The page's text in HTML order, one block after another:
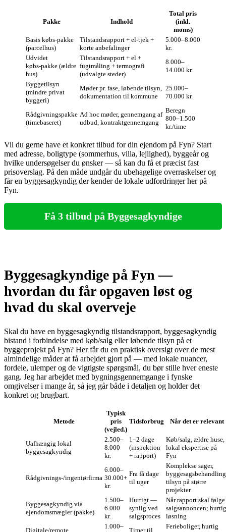
Pakke Indhold
Total pris
(inkl.
moms)
Basis købs‑pakke
(parcelhus)
Tilstandsrapport + el‑tjek +
korte anbefalinger
5.000–8.000
kr.
Udvidet
købs‑pakke (ældre
hus)
Tilstandsrapport + el +
fugtmåling + termografi
(udvalgte steder)
8.000–
14.000 kr.
Byggetilsyn
(mindre privat
byggeri)
Møder pr. fase, løbende tilsyn,
dokumentation til kommune
25.000–
70.000 kr.
Rådgivningspakke
(timebaseret)
Ad hoc møder, gennemgang af
udbud, kontraktgennemgang
Beregn
800–1.500
kr./time
Vil du gerne have et konkret tilbud for din ejendom på Fyn? Start
med adresse, boligtype (sommerhus, villa, lejlighed), byggeår og
hvilke undersøgelser du ønsker — så kan du få et præcist fast
prisoverslag. På den måde undgår du ubehagelige overraskelser og
får en byggesagkyndig der kender de lokale udfordringer her på
Fyn.
Få 3 tilbud på Byggesagkyndige
Byggesagkyndige på Fyn —
hvordan du får opgaven løst og
hvad du skal overveje
Skal du have en byggesagkyndig tilstandsrapport, byggesagkyndig
bistand i forbindelse med køb/salg eller løbende tilsyn på et
byggeprojekt på Fyn? Her får du en praktisk oversigt over de mest
almindelige måder at få arbejdet gjort på — med lokale nuancer,
fordele, ulemper og de vigtigste spørgsmål, du bør stille hver eneste
gang. Jeg har arbejdet med bygningsgennemgange i fynske
omgivelser i mange år, så jeg går både i detaljen og holder det
konkret og brugbart.
Metode
Typisk
pris
(vejled.)
Tidsforbrug Når det er relevant
Uafhængig lokal
byggesagkyndig
2.500–
8.000
kr.
1–2 dage
(inspektion
+ rapport)
Køb/salg, ældre huse,
lokal ekspertise på
Fyn
Rådgivnings-/ingeniørfirma
6.000–
30.000+
kr.
Fra få dage
til uger
Komplekse sager,
tilsyn på større
projekter
Byggesagkyndig via
ejendomsmægler (pakke)
1.500–
6.000
kr.
Hurtigt —
synlig ved
salgsproces
Når rapport skal følge
salgsannoncen; hurtig
løsning
Digitale/remote
1.000–
Timer til
Ferieboliger, hurtig